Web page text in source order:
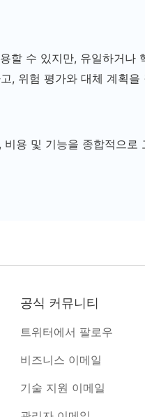
할 수 있지만, 유일하거나
, 위험 평가와 대체 계획을
용 및 기능을 종합적으로
공식 커뮤니티
트위터에서 팔로우
비즈니스 이메일
기술 지원 이메일